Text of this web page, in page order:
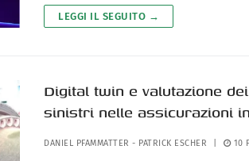
LEGGI IL SEGUITO →
Digital twin e valutazione
sinistri nelle assicurazioni
DANIEL PFAMMATTER - PATRICK ESCHER 10